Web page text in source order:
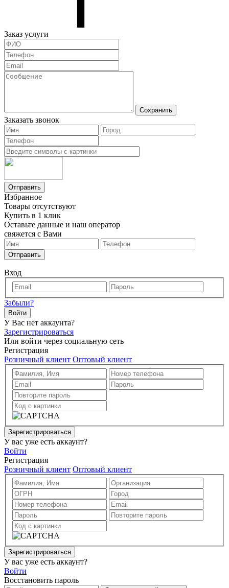
Заказ услуги
Сохранить
Заказать звонок
Отправить
Избранное
Товары отсутствуют
Купить в 1 клик
Оставьте данные и наш оператор
свяжется с Вами
Отправить
Вход
Забыли?
Войти
У Вас нет аккаунта?
Зарегистрироваться
Или войти через социальную сеть
Регистрация
Розничный клиент Оптовый клиент
Зарегистрироваться
У вас уже есть аккаунт?
Войти
Регистрация
Розничный клиент Оптовый клиент
Зарегистрироваться
У вас уже есть аккаунт?
Войти
Восстановить пароль